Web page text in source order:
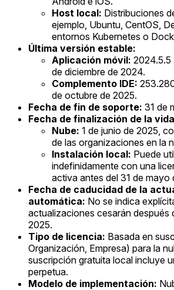
Host local: Distribuciones
ejemplo, Ubuntu, CentOS,
entornos Kubernetes o
Última versión estable:
Aplicación móvil: 2024.5.5
de diciembre de 2024.
Complemento IDE:
de octubre de 2025.
Fecha de fin de soporte: 31 de
Fecha de finalización de la
Nube: 1 de junio de 2025,
de las organizaciones en la
Instalación local: Puede
indefinidamente con una
activa antes del 31 de mayo
Fecha de caducidad de la
automática: No se indica
actualizaciones cesarán después
2025.
Tipo de licencia: Basada en
Organización, Empresa) para la
suscripción gratuita local incluye
perpetua.
Modelo de implementación: